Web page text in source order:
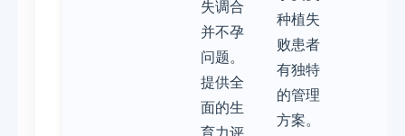
失调合
并不孕
问题。
提供全
面的生
种植失
败患者
有独特
的管理
方案。